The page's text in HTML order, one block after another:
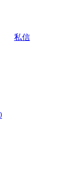
私信